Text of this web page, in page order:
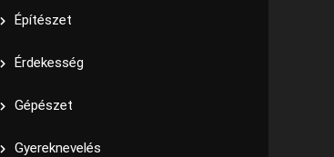
Építészet
Érdekesség
Gépészet
Gyereknevelés